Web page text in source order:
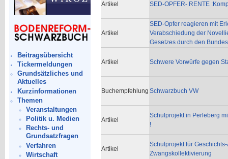
Beitragsübersicht
Tickermeldungen
Grundsätzliches und
Aktuelles
Kurzinformationen
Themen
Veranstaltungen
Politik u. Medien
Rechts- und
Grundsatzfragen
Verfahren
Wirtschaft
Artikel SED-OPFER- RENTE
Artikel
SED-Opfer reagieren mit
Verabschiedung der
Gesetzes durch den
Artikel Schwere Vorwürfe gegen
Buchempfehlung Schwarzbuch VW
Artikel
Schulprojekt in Perleberg
!
Artikel
Schulprojekt für
Zwangskollektivierung